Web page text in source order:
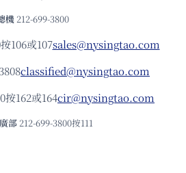
機 212-699-3800
106或107sales@nysingtao.com
classified@nysingtao.com
按162或164cir@nysingtao.com
部 212-699-3800按111